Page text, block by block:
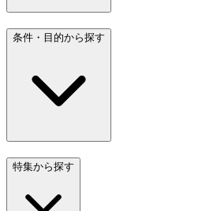
条件・目的から探す
特集から探す